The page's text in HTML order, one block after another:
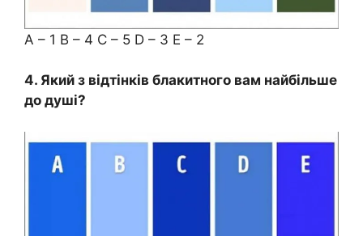
A – 1 B – 4 C – 5 D – 3 E – 2
4. Який з відтінків блакитного вам найбільше
до душі?